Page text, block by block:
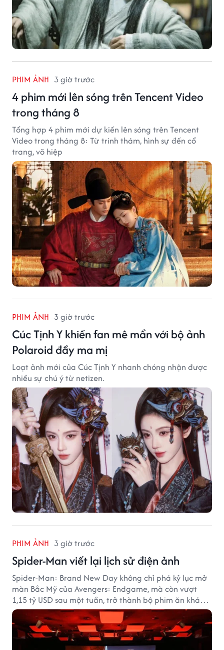
PHIM ẢNH 3 giờ trước
4 phim mới lên sóng trên Tencent Video
trong tháng 8
Tổng hợp 4 phim mới dự kiến lên sóng trên Tencent
Video trong tháng 8: Từ trinh thám, hình sự đến cổ
trang, võ hiệp
PHIM ẢNH 3 giờ trước
Cúc Tịnh Y khiến fan mê mẩn với bộ ảnh
Polaroid đầy ma mị
Loạt ảnh mới của Cúc Tịnh Y nhanh chóng nhận được
nhiều sự chú ý từ netizen.
PHIM ẢNH 3 giờ trước
Spider-Man viết lại lịch sử điện ảnh
Spider-Man: Brand New Day không chỉ phá kỷ lục mở
màn Bắc Mỹ của Avengers: Endgame, mà còn vượt
1,15 tỷ USD sau một tuần, trở thành bộ phim ăn khách
nhất năm 2026.